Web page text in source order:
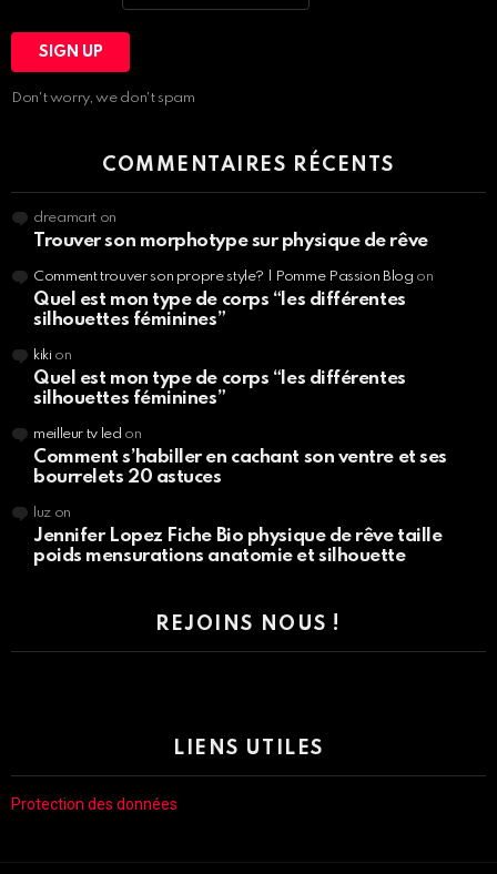
Don't worry, we don't spam
COMMENTAIRES RÉCENTS
dreamart on
Trouver son morphotype sur physique de rêve
Comment trouver son propre style? | Pomme Passion Blog on
Quel est mon type de corps “les différentes
silhouettes féminines”
kikion
Quel est mon type de corps “les différentes
silhouettes féminines”
meilleur tv led on
Comment s’habiller en cachant son ventre et ses
bourrelets 20 astuces
luzon
Jennifer Lopez Fiche Bio physique de rêve taille
poids mensurations anatomie et silhouette
REJOINS NOUS !
LIENS UTILES
Protection des données